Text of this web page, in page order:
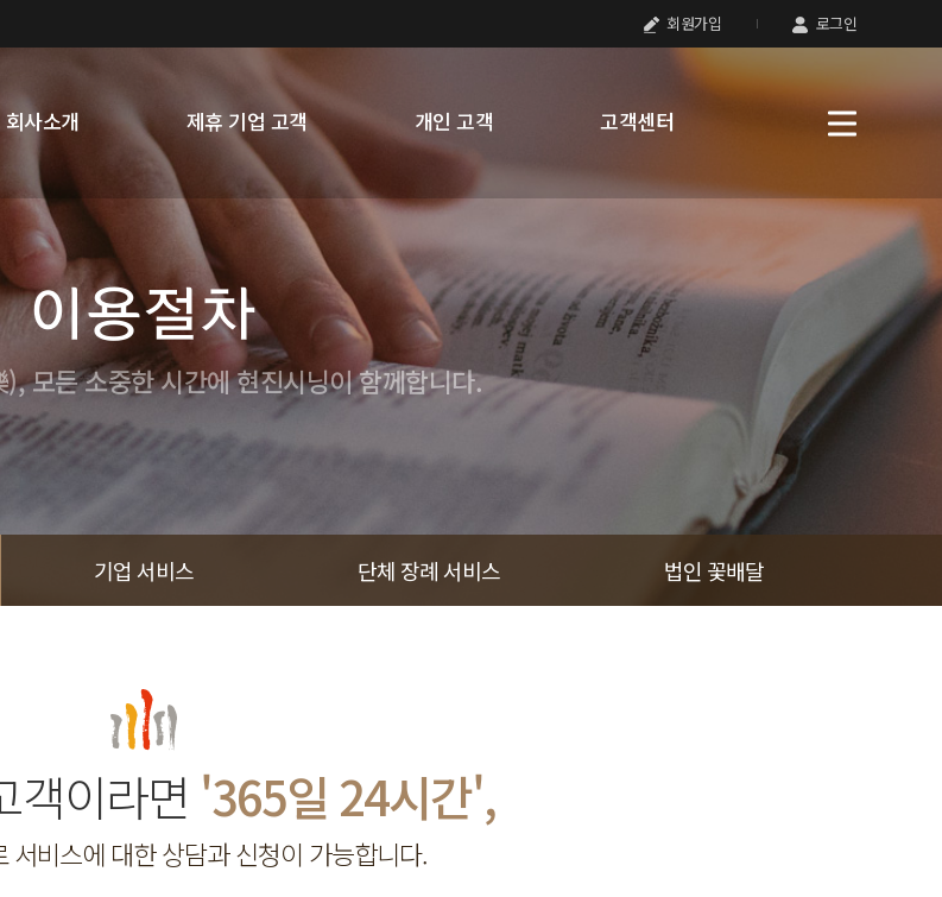
회원가입 로그인
회사소개 제휴 기업 고객 개인 고객 고객센터
이용절차
모든 소중한 시간에 현진시닝이 함께합니다.
기업 서비스 단체 장례 서비스 법인 꽃배달
객이라면 '365일 24시간',
서비스에 대한 상담과 신청이 가능합니다.